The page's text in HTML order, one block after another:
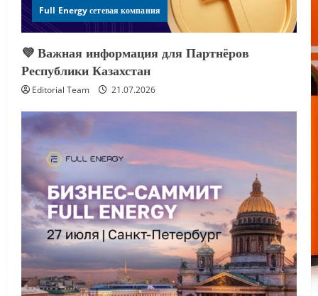
Full Energy сетевая компания
💜 Важная информация для Партнёров
Республики Казахстан
Editorial Team 21.07.2026